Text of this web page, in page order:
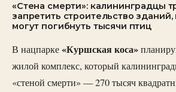
«Стена смерти»: калининградцы
запретить строительство
могут погибнуть тысячи птиц
В нацпарке«Куршская коса»
жилой комплекс, который
«стеной смерти» — 270 тысяч